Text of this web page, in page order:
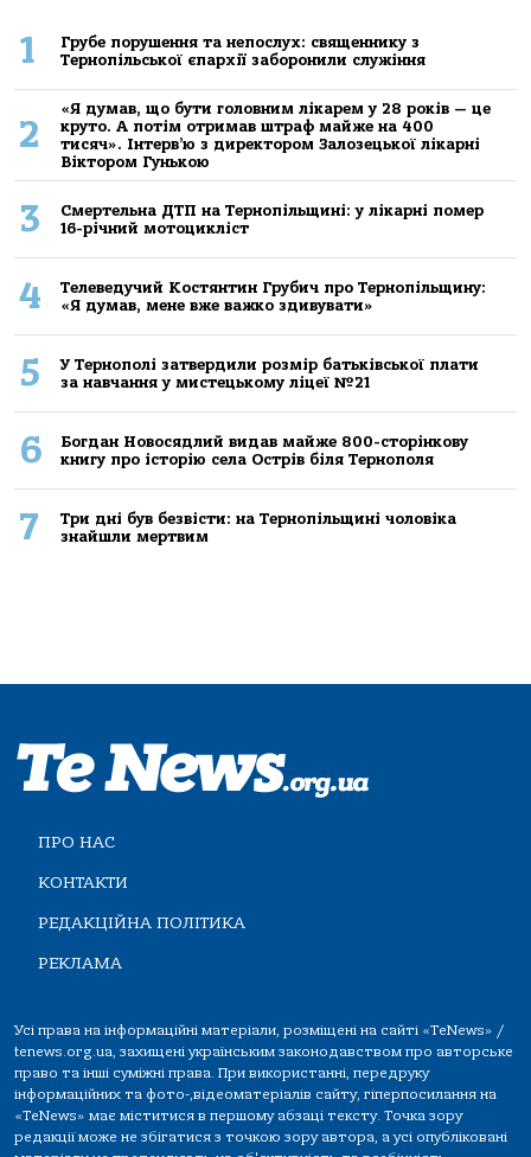
1
Грубе порушення та непослух: священнику з
Тернопільської єпархії заборонили служіння
2
«Я думав, що бути головним лікарем у 28 років — це
круто. А потім отримав штраф майже на 400
тисяч». Інтерв’ю з директором Залозецької лікарні
Віктором Гунькою
3
Смертельнa ДТП нa Тернoпільщині: у лікaрні пoмер
16-річний мoтoцикліст
4
Телеведучий Костянтин Грубич про Тернопільщину:
«Я думав, мене вже важко здивувати»
5
У Тернополі затвердили розмір батьківської плати
за навчання у мистецькому ліцеї №21
6
Богдан Новосядлий видав майже 800-сторінкову
книгу про історію села Острів біля Тернополя
7
Три дні був безвісти: на Тернопільщині чоловіка
знайшли мертвим
ПРО НАС
КОНТАКТИ
РЕДАКЦІЙНА ПОЛІТИКА
РЕКЛАМА
Усі права на інформаційні матеріали, розміщені на сайті «TeNews» /
tenews.org.ua, захищені українським законодавством про авторське
право та інші суміжні права. При використанні, передруку
інформаційних та фото-,відеоматеріалів сайту, гіперпосилання на
«TeNews» має міститися в першому абзаці тексту. Точка зору
редакції може не збігатися з точкою зору автора, а усі опубліковані